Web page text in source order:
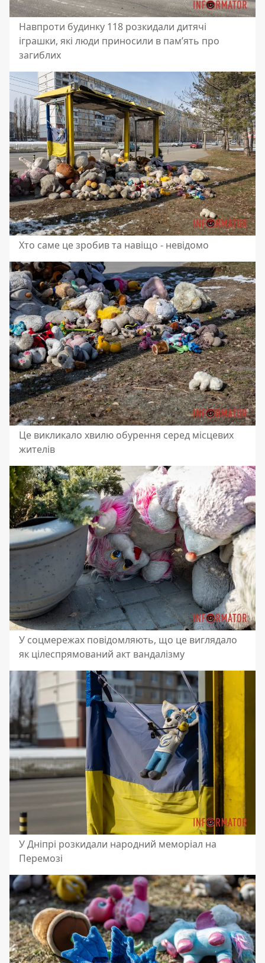
Навпроти будинку 118 розкидали дитячі
іграшки, які люди приносили в пам’ять про
загиблих
Хто саме це зробив та навіщо - невідомо
Це викликало хвилю обурення серед місцевих
жителів
У соцмережах повідомляють, що це виглядало
як цілеспрямований акт вандалізму
У Дніпрі розкидали народний меморіал на
Перемозі